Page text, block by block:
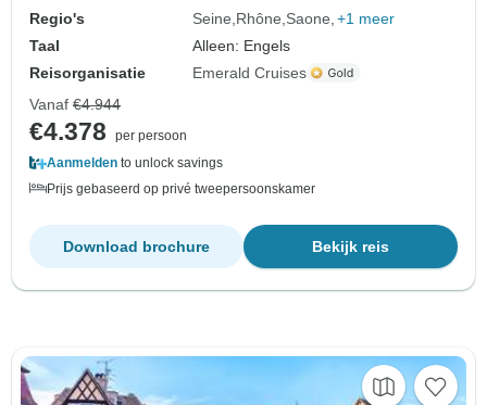
Regio's Seine Rhône Saone +1 meer
Taal
Alleen: Engels
Reisorganisatie
Emerald Cruises
Vanaf €4.944
€4.378
per persoon
Aanmelden to unlock savings
Prijs gebaseerd op privé tweepersoonskamer
Bekijk reis
Download brochure